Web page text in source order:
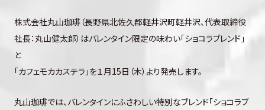
株式会社丸山珈琲（長野県北佐久郡軽井沢町軽井沢、代表取締役
社長：丸山健太郎）はバレンタイン限定の味わい「ショコラブレンド」
と
「カフェモカカステラ」を１月15日（木）より発売します。
丸山珈琲では、バレンタインにふさわしい特別なブレンド「ショコラブ